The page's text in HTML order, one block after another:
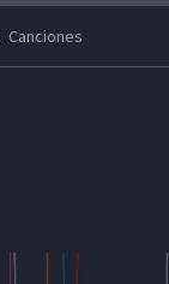
Canciones